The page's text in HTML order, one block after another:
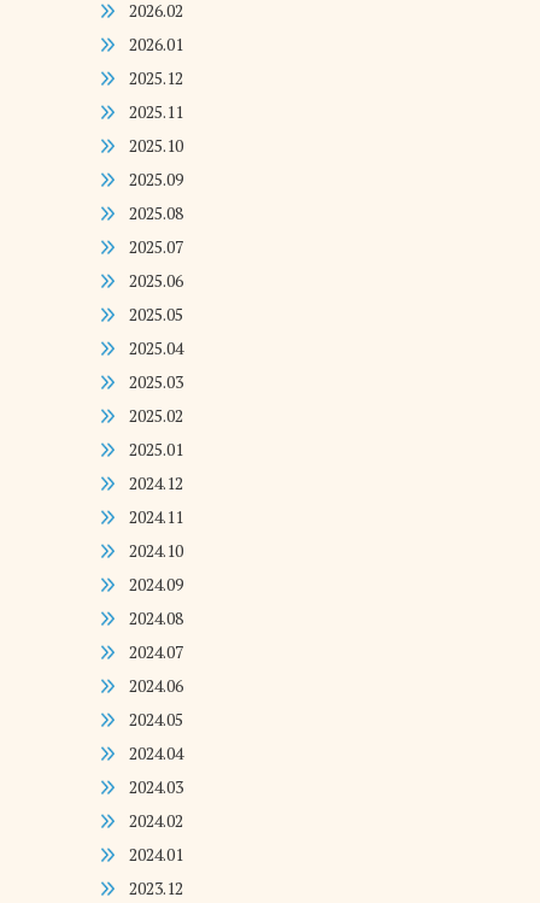
2026.02
2026.01
2025.12
2025.11
2025.10
2025.09
2025.08
2025.07
2025.06
2025.05
2025.04
2025.03
2025.02
2025.01
2024.12
2024.11
2024.10
2024.09
2024.08
2024.07
2024.06
2024.05
2024.04
2024.03
2024.02
2024.01
2023.12